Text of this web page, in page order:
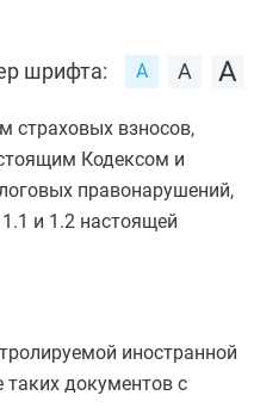
шрифта:
страховых взносов,
Кодексом и
правонарушений,
и 1.2 настоящей
иностранной
таких документов с